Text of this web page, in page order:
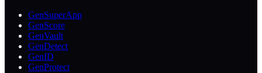
GenSuperApp
GenScore
GenVault
GenDetect
GenID
GenProtect